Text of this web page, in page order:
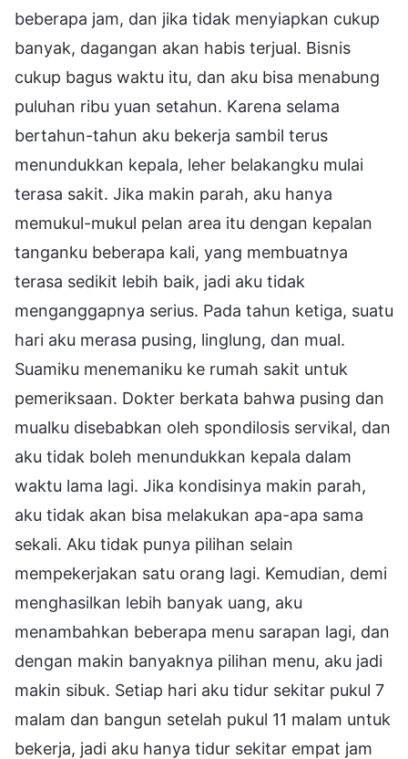
beberapa jam, dan jika tidak menyiapkan cukup
banyak, dagangan akan habis terjual. Bisnis
cukup bagus waktu itu, dan aku bisa menabung
puluhan ribu yuan setahun. Karena selama
bertahun-tahun aku bekerja sambil terus
menundukkan kepala, leher belakangku mulai
terasa sakit. Jika makin parah, aku hanya
memukul-mukul pelan area itu dengan kepalan
tanganku beberapa kali, yang membuatnya
terasa sedikit lebih baik, jadi aku tidak
menganggapnya serius. Pada tahun ketiga, suatu
hari aku merasa pusing, linglung, dan mual.
Suamiku menemaniku ke rumah sakit untuk
pemeriksaan. Dokter berkata bahwa pusing dan
mualku disebabkan oleh spondilosis servikal, dan
aku tidak boleh menundukkan kepala dalam
waktu lama lagi. Jika kondisinya makin parah,
aku tidak akan bisa melakukan apa-apa sama
sekali. Aku tidak punya pilihan selain
mempekerjakan satu orang lagi. Kemudian, demi
menghasilkan lebih banyak uang, aku
menambahkan beberapa menu sarapan lagi, dan
dengan makin banyaknya pilihan menu, aku jadi
makin sibuk. Setiap hari aku tidur sekitar pukul 7
malam dan bangun setelah pukul 11 malam untuk
bekerja, jadi aku hanya tidur sekitar empat jam